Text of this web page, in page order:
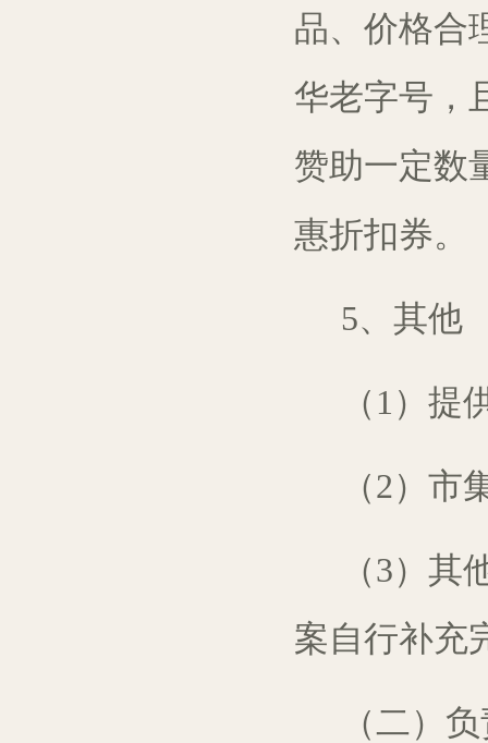
品、 价格合
华老字号 ，
赞助一定数
惠折扣券。
5、 其他
（ 1 ）提
（2） 市
（3）其
案自行补充
（二）